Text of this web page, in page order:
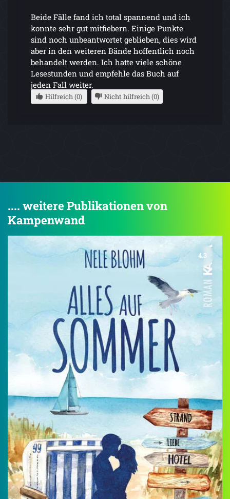
Beide Fälle fand ich total spannend und ich
konnte sehr gut mitfiebern. Einige Punkte
sind noch unbeantwortet geblieben, dies wird
aber in den weiteren Bände hoffentlich noch
behandelt werden. Ich hatte viele schöne
Lesestunden und empfehle das Buch auf
jeden Fall weiter.
Hilfreich (0) Nicht hilfreich (0)
.... weitere Publikationen von
Kampenwand
4.3